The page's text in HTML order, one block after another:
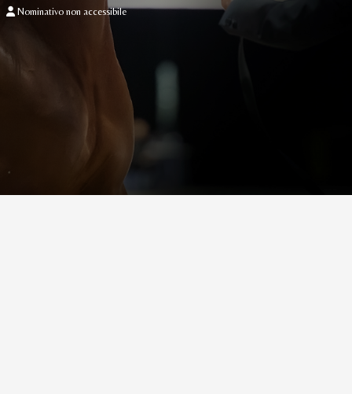
Nominativo non accessibile